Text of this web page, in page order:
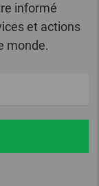
informé
et actions
monde.